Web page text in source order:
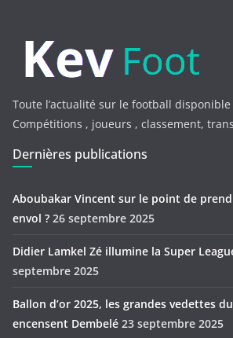
Toute l’actualité sur le football
Compétitions , joueurs , classement,
Dernières publications
Aboubakar Vincent sur le point de
envol ? 26 septembre 2025
Didier Lamkel Zé illumine la Super
septembre 2025
Ballon d’or 2025, les grandes vedettes
encensent Dembelé 23 septembre 2025